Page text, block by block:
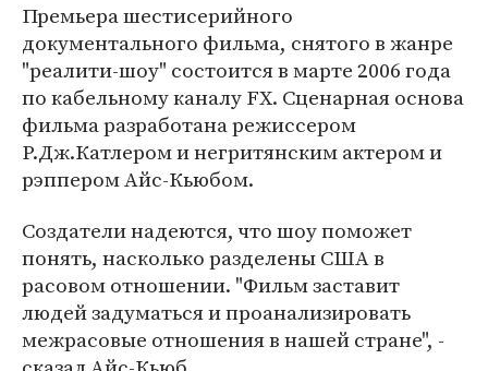
Премьера шестисерийного
документального фильма, снятого в жанре
"реалити-шоу" состоится в марте 2006 года
по кабельному каналу FX. Сценарная основа
фильма разработана режиссером
Р.Дж.Катлером и негритянским актером и
рэппером Айс-Кьюбом.
Создатели надеются, что шоу поможет
понять, насколько разделены США в
расовом отношении. "Фильм заставит
людей задуматься и проанализировать
межрасовые отношения в нашей стране", -